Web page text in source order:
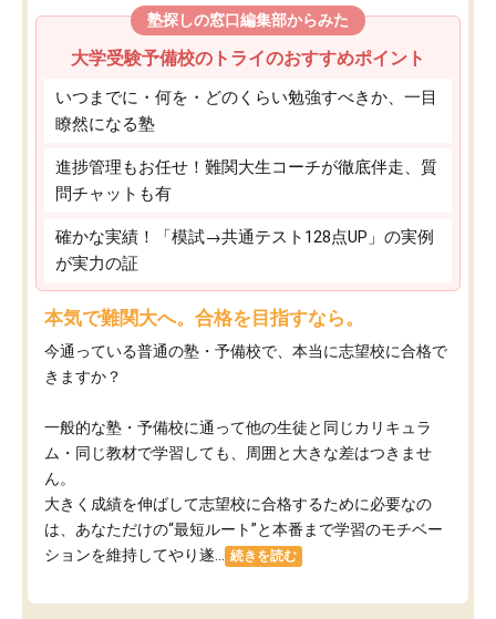
塾探しの窓口編集部からみた
大学受験予備校のトライのおすすめポイント
いつまでに・何を・どのくらい勉強すべきか、一目
瞭然になる塾
進捗管理もお任せ！難関大生コーチが徹底伴走、質
問チャットも有
確かな実績！「模試→共通テスト128点UP」の実例
が実力の証
本気で難関大へ。合格を目指すなら。
今通っている普通の塾・予備校で、本当に志望校に合格で
きますか？
一般的な塾・予備校に通って他の生徒と同じカリキュラ
ム・同じ教材で学習しても、周囲と大きな差はつきませ
ん。
大きく成績を伸ばして志望校に合格するために必要なの
は、あなただけの“最短ルート”と本番まで学習のモチベー
ションを維持してやり遂...
続きを読む